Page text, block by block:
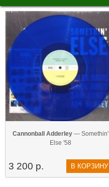
Cannonball Adderley — Somethin'
Else '58
3 200 р. В КОРЗИНУ